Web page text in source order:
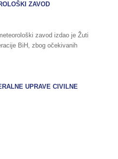
ZAVOD
zavod izdao je Žuti
BiH, zbog očekivanih
UPRAVE CIVILNE